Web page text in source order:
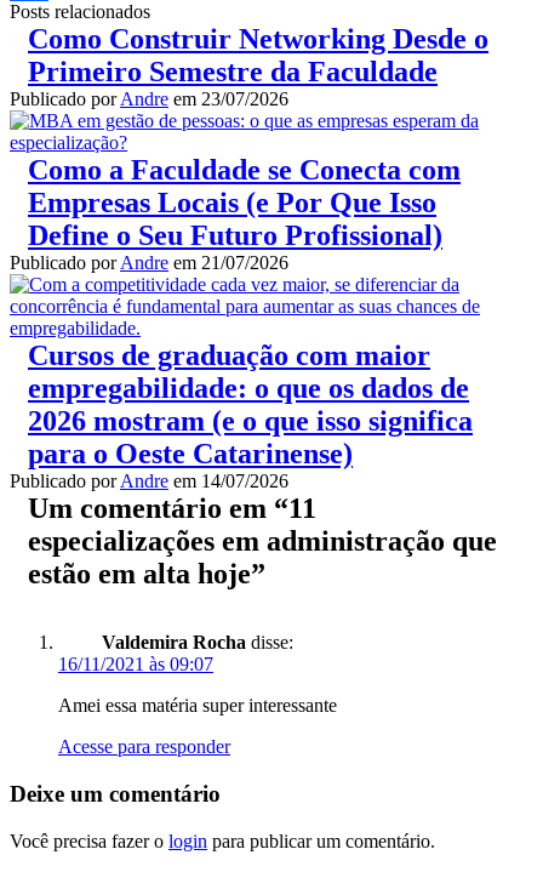
Share
Posts relacionados
Como Construir Networking Desde o
Primeiro Semestre da Faculdade
Publicado porAndre em 23/07/2026
Como a Faculdade se Conecta com
Empresas Locais (e Por Que Isso
Define o Seu Futuro Profissional)
Publicado porAndre em 21/07/2026
Cursos de graduação com maior
empregabilidade: o que os dados de
2026 mostram (e o que isso significa
para o Oeste Catarinense)
Publicado porAndre em 14/07/2026
Um comentário em “11
especializações em administração que
estão em alta hoje”
Valdemira Rocha disse:
16/11/2021 às 09:07
Amei essa matéria super interessante
Acesse para responder
Deixe um comentário
Você precisa fazer o login para publicar um comentário.